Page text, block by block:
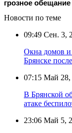
грозное обещание
Новости по теме
09:49 Сен. 3,
Окна домов
Брянске
07:15 Май 28,
В Брянской
атаке
23:06 Май 5,